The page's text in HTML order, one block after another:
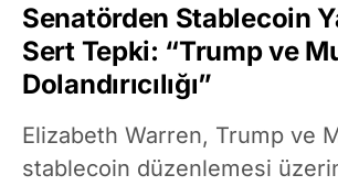
Senatörden Stablecoin
Sert Tepki: “Trump ve
Dolandırıcılığı”
Elizabeth Warren, Trump ve
stablecoin düzenlemesi